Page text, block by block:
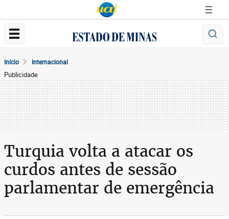
Início Internacional
Publicidade
Turquia volta a atacar os
curdos antes de sessão
parlamentar de emergência